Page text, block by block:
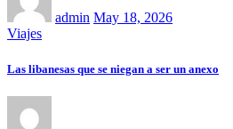
admin May 18, 2026
Viajes
Las libanesas que se niegan a ser un anexo